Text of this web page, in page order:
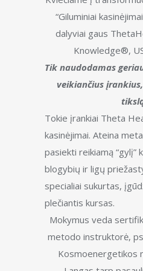
• Kaip kurti ir į savo
norimus jausmus
• Kaip pritraukti į savo
tinkamiausią partnerį
• Patirsime
• Kursime Sveikatą ir
savo gyvenime
Mokymų metu 75%
praktiniams
ThetaHealingmetodo
asmeniniai įgūdžiai.
pažeistą,
Gebėkite padėti
Ugdykite gebėjimą
Pritraukite į savo
Mokėkite užpildyti
įsčiose ir išgydyti
gimimo ir tolesnio
Žinokite kaip
jausmus perkeisti į
Kaip išsilaisvinti iš
kurios neleidžia kurti
veiklos ar išpildyti
Pagerinkite savo
“Giluminiai
dalyviai gaus
Knowledge®,
Tik naudodamas
veikiančius
Tokie įrankiai Theta
kasinėjimai. Ateina
pasiekti reikiamą “gylį”
blogybių ir ligų
specialiai sukurtas,
plečiantis kursas.
Mokymus veda
metodo instruktorė,
Kosmoenergetikos